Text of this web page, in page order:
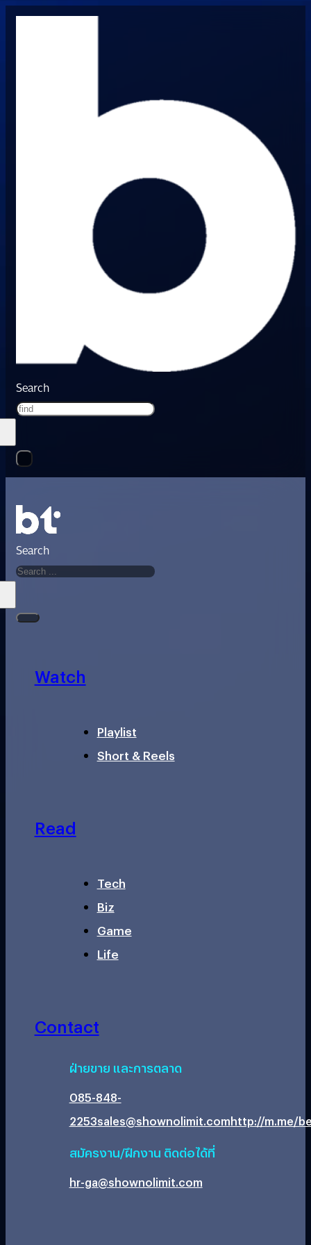
Search
Search
Watch
Playlist
Short & Reels
Read
Tech
Biz
Game
Life
Contact
ฝ่ายขาย และการตลาด
085-848-
2253sales@shownolimit.comhttp://m.me/
สมัครงาน/ฝึกงาน ติดต่อได้ที่
hr-ga@shownolimit.com